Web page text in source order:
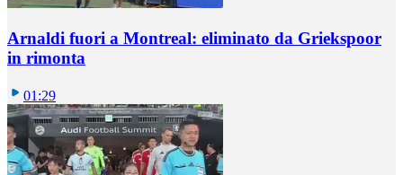
Arnaldi fuori a Montreal: eliminato da Griekspoor
in rimonta
01:29